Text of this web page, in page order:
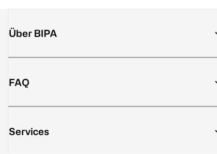
Über BIPA
FAQ
Services